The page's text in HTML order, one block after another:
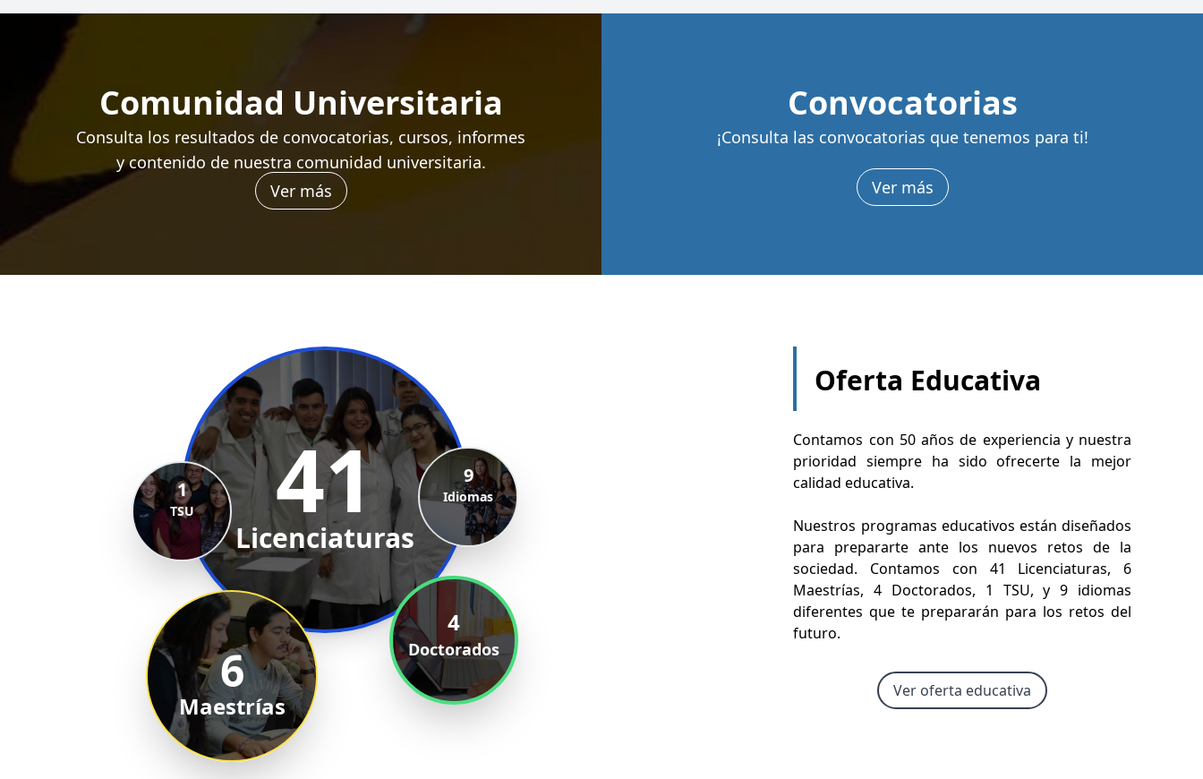
Comunidad Universitaria
Consulta los resultados de convocatorias, cursos, informes
y contenido de nuestra comunidad universitaria.
Ver más
Convocatorias
¡Consulta las convocatorias que tenemos para ti!
Ver más
41
Licenciaturas
6
Maestrías
4
Doctorados
9
Idiomas
1
TSU
Oferta Educativa
Contamos con 50 años de experiencia y nuestra
prioridad siempre ha sido ofrecerte la mejor
calidad educativa.
Nuestros programas educativos están diseñados
para prepararte ante los nuevos retos de la
sociedad. Contamos con 41 Licenciaturas, 6
Maestrías, 4 Doctorados, 1 TSU, y 9 idiomas
diferentes que te prepararán para los retos del
futuro.
Ver oferta educativa